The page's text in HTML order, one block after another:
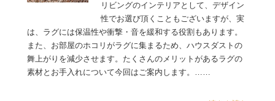
リビングのインテリアとして、デザイン
性でお選び頂くこともございますが、実
は、ラグには保温性や衝撃・音を緩和する役割もあります。
また、お部屋のホコリがラグに集まるため、ハウスダストの
舞上がりを減少させます。たくさんのメリットがあるラグの
素材とお手入れについて今回はご案内します。……